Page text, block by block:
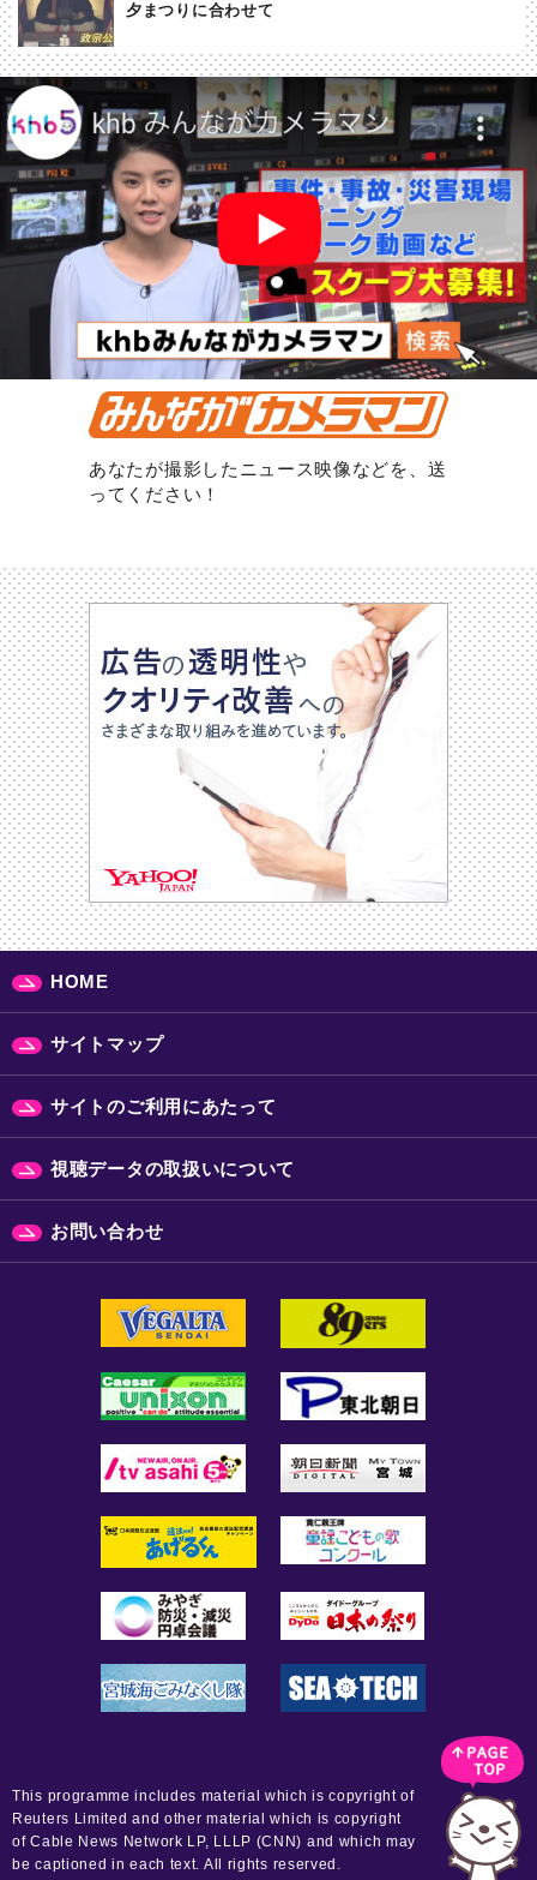
夕まつりに合わせて
あなたが撮影したニュース映像などを、送
ってください！
HOME
サイトマップ
サイトのご利用にあたって
視聴データの取扱いについて
お問い合わせ
This programme includes material which is copyright of
Reuters Limited and other material which is copyright
of Cable News Network LP, LLLP (CNN) and which may
be captioned in each text. All rights reserved.